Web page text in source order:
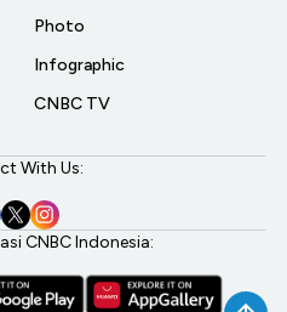
Photo
Infographic
CNBC TV
With Us:
CNBC Indonesia: